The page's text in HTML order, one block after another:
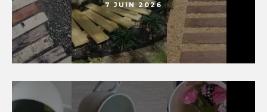
7 JUIN 2026